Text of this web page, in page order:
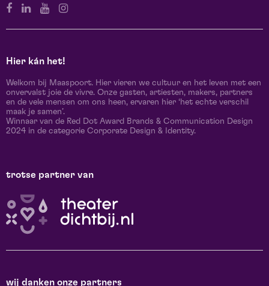
Hier kán het!
Welkom bij Maaspoort. Hier vieren we cultuur en het leven met een
onvervalst joie de vivre. Onze gasten, artiesten, makers, partners
en de vele mensen om ons heen, ervaren hier ‘het echte verschil
maak je samen’.
Winnaar van de Red Dot Award Brands & Communication Design
2024 in de categorie Corporate Design & Identity.
trotse partner van
wij danken onze partners